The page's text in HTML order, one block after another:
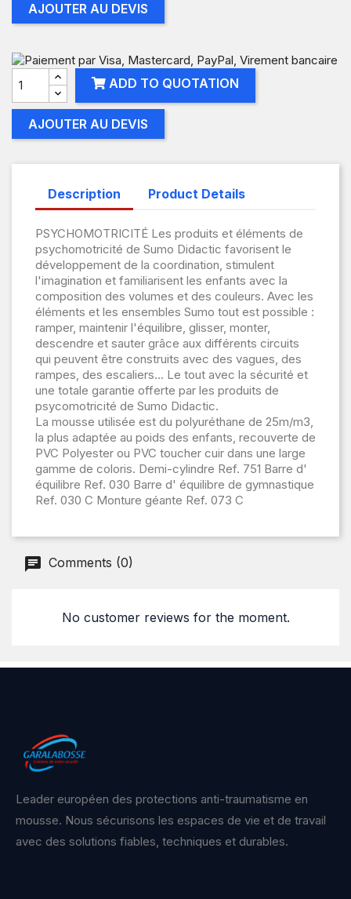
AJOUTER AU DEVIS
ADD TO QUOTATION
AJOUTER AU DEVIS
Description Product Details
PSYCHOMOTRICITÉ Les produits et éléments de
psychomotricité de Sumo Didactic favorisent le
développement de la coordination, stimulent
l'imagination et familiarisent les enfants avec la
composition des volumes et des couleurs. Avec les
éléments et les ensembles Sumo tout est possible :
ramper, maintenir l'équilibre, glisser, monter,
descendre et sauter grâce aux différents circuits
qui peuvent être construits avec des vagues, des
rampes, des escaliers... Le tout avec la sécurité et
une totale garantie offerte par les produits de
psycomotricité de Sumo Didactic.
La mousse utilisée est du polyuréthane de 25m/m3,
la plus adaptée au poids des enfants, recouverte de
PVC Polyester ou PVC toucher cuir dans une large
gamme de coloris. Demi-cylindre Ref. 751 Barre d'
équilibre Ref. 030 Barre d' équilibre de gymnastique
Ref. 030 C Monture géante Ref. 073 C
Comments (0)
No customer reviews for the moment.
Leader européen des protections anti-traumatisme en
mousse. Nous sécurisons les espaces de vie et de travail
avec des solutions fiables, techniques et durables.